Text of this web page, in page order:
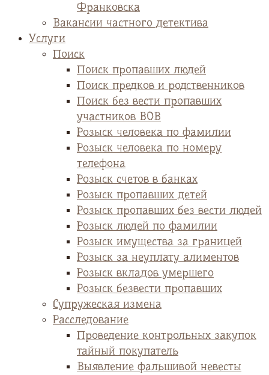
Франковска
Вакансии частного детектива
Услуги
Поиск
Поиск пропавших людей
Поиск предков и родственников
Поиск без вести пропавших
участников ВОВ
Розыск человека по фамилии
Розыск человека по номеру
телефона
Розыск счетов в банках
Розыск пропавших детей
Розыск пропавших без вести людей
Розыск людей по фамилии
Розыск имущества за границей
Розыск за неуплату алиментов
Розыск вкладов умершего
Розыск безвести пропавших
Супружеская измена
Расследование
Проведение контрольных закупок
тайный покупатель
Выявление фальшивой невесты